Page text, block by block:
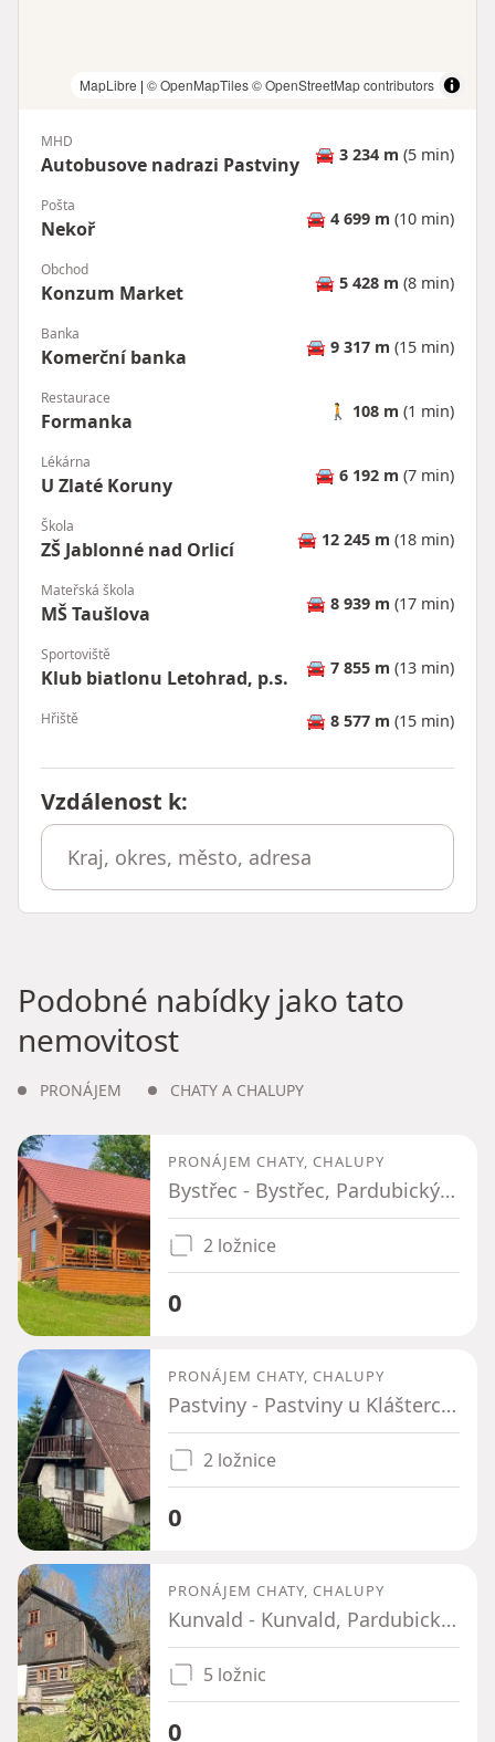
MapLibre | © OpenMapTiles© OpenStreetMap contributors
MHD
Autobusove nadrazi Pastviny 🚘 3 234 m (5 min)
Pošta
Nekoř 🚘 4 699 m (10 min)
Obchod
Konzum Market 🚘 5 428 m (8 min)
Banka
Komerční banka 🚘 9 317 m (15 min)
Restaurace
Formanka 🚶 108 m (1 min)
Lékárna
U Zlaté Koruny 🚘 6 192 m (7 min)
Škola
ZŠ Jablonné nad Orlicí 🚘 12 245 m (18 min)
Mateřská škola
MŠ Taušlova 🚘 8 939 m (17 min)
Sportoviště
Klub biatlonu Letohrad, p.s. 🚘 7 855 m (13 min)
Hřiště 🚘 8 577 m (15 min)
Vzdálenost k:
Podobné nabídky jako tato
nemovitost
PRONÁJEM CHATY A CHALUPY
PRONÁJEM CHATY, CHALUPY
Bystřec - Bystřec, Pardubický kraj
2 ložnice
0
PRONÁJEM CHATY, CHALUPY
Pastviny - Pastviny u Klášterce nad Orlicí, Pardubický kraj
2 ložnice
0
PRONÁJEM CHATY, CHALUPY
Kunvald - Kunvald, Pardubický kraj
5 ložnic
0